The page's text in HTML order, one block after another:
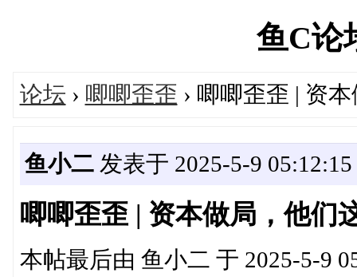
鱼C论
论坛 › 唧唧歪歪 › 唧唧歪歪 | 资
鱼小二发表于 2025-5-9 05:12:15
唧唧歪歪 | 资本做局，他们
本帖最后由 鱼小二 于 2025-5-9